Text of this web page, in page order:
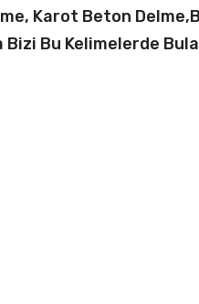
Karot Beton
Bizi Bu Kelimelerde